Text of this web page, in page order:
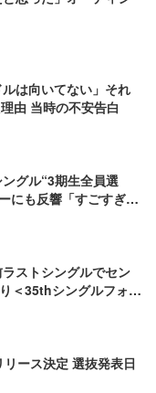
は向いてない」それ
由 当時の不安告白
グル“3期生全員選
にも反響「すごすぎ
ストシングルでセン
＜35thシングルフォー
ース決定 選抜発表日